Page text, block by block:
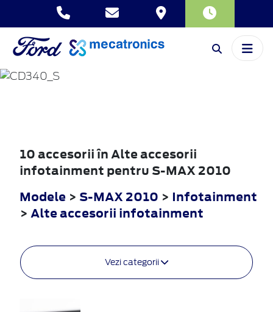
S-MAX
10 accesorii în Alte accesorii
infotainment pentru S-MAX 2010
Modele > S-MAX 2010 > Infotainment
> Alte accesorii infotainment
Vezi categorii